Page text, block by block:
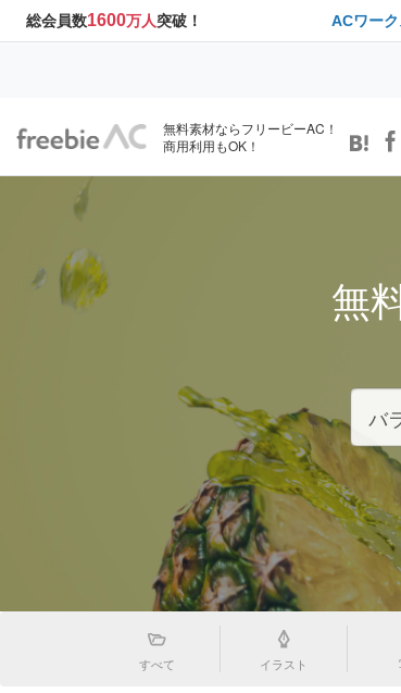
総会員数1600万人突破！ ACワー
無料素材ならフリービーAC！
商用利用もOK！
無
すべて イラスト